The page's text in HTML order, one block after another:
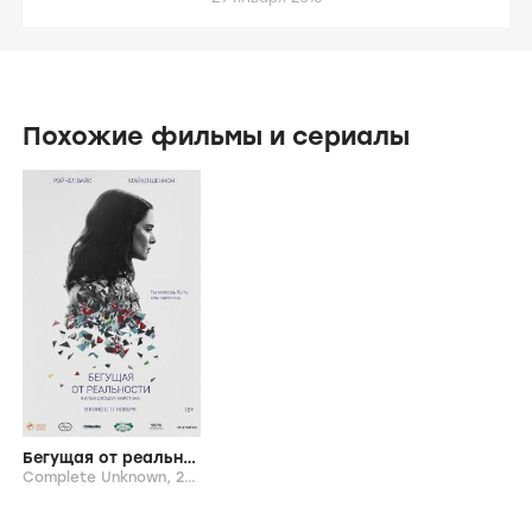
Похожие фильмы и сериалы
Бегущая от реальности
Complete Unknown, 2016